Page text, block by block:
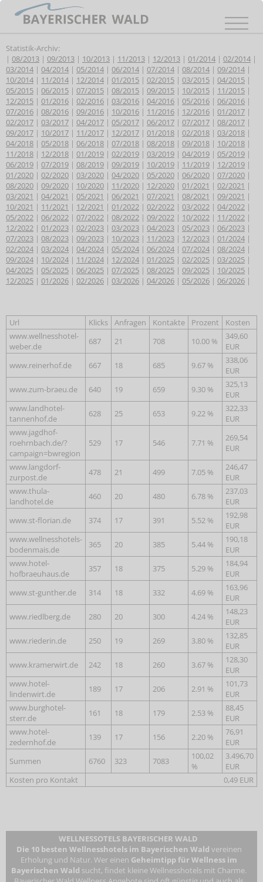
Statistik-Archiv:
| 08/2013 | 09/2013 | 10/2013 | 11/2013 | 12/2013 | 01/2014 | 02/2014 |
03/2014 | 04/2014 | 05/2014 | 06/2014 | 07/2014 | 08/2014 | 09/2014 |
10/2014 | 11/2014 | 12/2014 | 01/2015 | 02/2015 | 03/2015 | 04/2015 |
05/2015 | 06/2015 | 07/2015 | 08/2015 | 09/2015 | 10/2015 | 11/2015 |
12/2015 | 01/2016 | 02/2016 | 03/2016 | 04/2016 | 05/2016 | 06/2016 |
07/2016 | 08/2016 | 09/2016 | 10/2016 | 11/2016 | 12/2016 | 01/2017 |
02/2017 | 03/2017 | 04/2017 | 05/2017 | 06/2017 | 07/2017 | 08/2017 |
09/2017 | 10/2017 | 11/2017 | 12/2017 | 01/2018 | 02/2018 | 03/2018 |
04/2018 | 05/2018 | 06/2018 | 07/2018 | 08/2018 | 09/2018 | 10/2018 |
11/2018 | 12/2018 | 01/2019 | 02/2019 | 03/2019 | 04/2019 | 05/2019 |
06/2019 | 07/2019 | 08/2019 | 09/2019 | 10/2019 | 11/2019 | 12/2019 |
01/2020 | 02/2020 | 03/2020 | 04/2020 | 05/2020 | 06/2020 | 07/2020 |
08/2020 | 09/2020 | 10/2020 | 11/2020 | 12/2020 | 01/2021 | 02/2021 |
03/2021 | 04/2021 | 05/2021 | 06/2021 | 07/2021 | 08/2021 | 09/2021 |
10/2021 | 11/2021 | 12/2021 | 01/2022 | 02/2022 | 03/2022 | 04/2022 |
05/2022 | 06/2022 | 07/2022 | 08/2022 | 09/2022 | 10/2022 | 11/2022 |
12/2022 | 01/2023 | 02/2023 | 03/2023 | 04/2023 | 05/2023 | 06/2023 |
07/2023 | 08/2023 | 09/2023 | 10/2023 | 11/2023 | 12/2023 | 01/2024 |
02/2024 | 03/2024 | 04/2024 | 05/2024 | 06/2024 | 07/2024 | 08/2024 |
09/2024 | 10/2024 | 11/2024 | 12/2024 | 01/2025 | 02/2025 | 03/2025 |
04/2025 | 05/2025 | 06/2025 | 07/2025 | 08/2025 | 09/2025 | 10/2025 |
12/2025 | 01/2026 | 02/2026 | 03/2026 | 04/2026 | 05/2026 | 06/2026 |
Url Klicks Anfragen Kontakte Prozent
Kosten
www.wellnesshotel-
weber.de
687 21 708 10.00 %
349,60
EUR
www.reinerhof.de
667 18 685 9.67 %
338,06
EUR
www.zum-braeu.de
640 19 659 9.30 %
325,13
EUR
www.landhotel-
tannenhof.de
628 25 653 9.22 %
322,33
EUR
www.jagdhof-
roehrnbach.de/?
campaign=bwregion
529 17 546 7.71 %
269,54
EUR
www.langdorf-
zurpost.de
478 21 499 7.05 %
246,47
EUR
www.thula-
landhotel.de
460 20 480 6.78 %
237,03
EUR
www.st-florian.de
374 17 391 5.52 %
192,98
EUR
www.wellnesshotels-
bodenmais.de
365 20 385 5.44 %
190,18
EUR
www.hotel-
hofbraeuhaus.de
357 18 375 5.29 %
184,94
EUR
www.st-gunther.de
314 18 332 4.69 %
163,96
EUR
www.riedlberg.de
280 20 300 4.24 %
148,23
EUR
www.riederin.de
250 19 269 3.80 %
132,85
EUR
www.kramerwirt.de
242 18 260 3.67 %
128,30
EUR
www.hotel-
lindenwirt.de
189 17 206 2.91 %
101,73
EUR
www.burghotel-
sterr.de
161 18 179 2.53 %
88,45
EUR
www.hotel-
zedernhof.de
139 17 156 2.20 %
76,91
EUR
Summen
6760 323 7083
100,02
%
3.496,70
EUR
Kosten pro Kontakt
0,49 EUR
WELLNESSOTELS BAYERISCHER WALD
Die 10 besten Wellnesshotels im Bayerischen Wald vereinen
Erholung und Natur. Wer einen Geheimtipp für Wellness im
Bayerischen Wald sucht, findet kleine Wellnesshotels mit Charme.